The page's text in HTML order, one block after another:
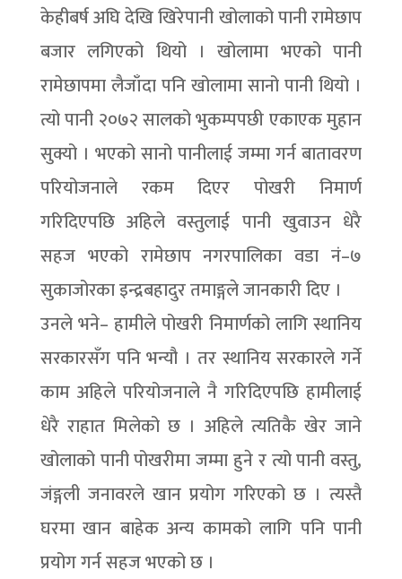
केहीबर्ष अघि देखि खिरेपानी खोलाको पानी रामेछाप
बजार लगिएको थियो । खोलामा भएको पानी
रामेछापमा लैजाँदा पनि खोलामा सानो पानी थियो ।
त्यो पानी २०७२ सालको भुकम्पपछी एकाएक मुहान
सुक्यो । भएको सानो पानीलाई जम्मा गर्न बातावरण
परियोजनाले रकम दिएर पोखरी निमार्ण
गरिदिएपछि अहिले वस्तुलाई पानी खुवाउन धेरै
सहज भएको रामेछाप नगरपालिका वडा नं–७
सुकाजोरका इन्द्रबहादुर तमाङ्गले जानकारी दिए ।
उनले भने– हामीले पोखरी निमार्णको लागि स्थानिय
सरकारसँग पनि भन्यौ । तर स्थानिय सरकारले गर्ने
काम अहिले परियोजनाले नै गरिदिएपछि हामीलाई
धेरै राहात मिलेको छ । अहिले त्यतिकै खेर जाने
खोलाको पानी पोखरीमा जम्मा हुने र त्यो पानी वस्तु,
जंङ्गली जनावरले खान प्रयोग गरिएको छ । त्यस्तै
घरमा खान बाहेक अन्य कामको लागि पनि पानी
प्रयोग गर्न सहज भएको छ ।